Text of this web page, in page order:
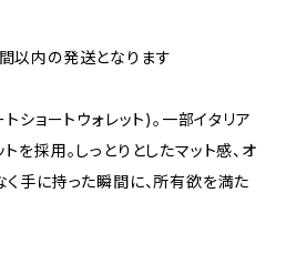
以内の発送となります
ショートウォレット)。一部イタリア
を採用。しっとりとしたマット感、オ
手に持った瞬間に、所有欲を満た